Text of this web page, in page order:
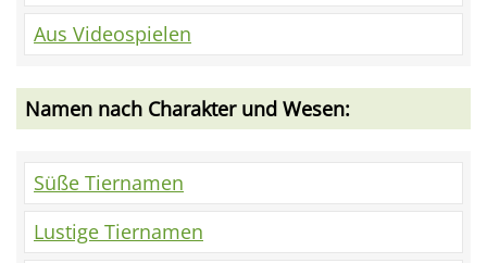
Aus Videospielen
Namen nach Charakter und Wesen:
Süße Tiernamen
Lustige Tiernamen